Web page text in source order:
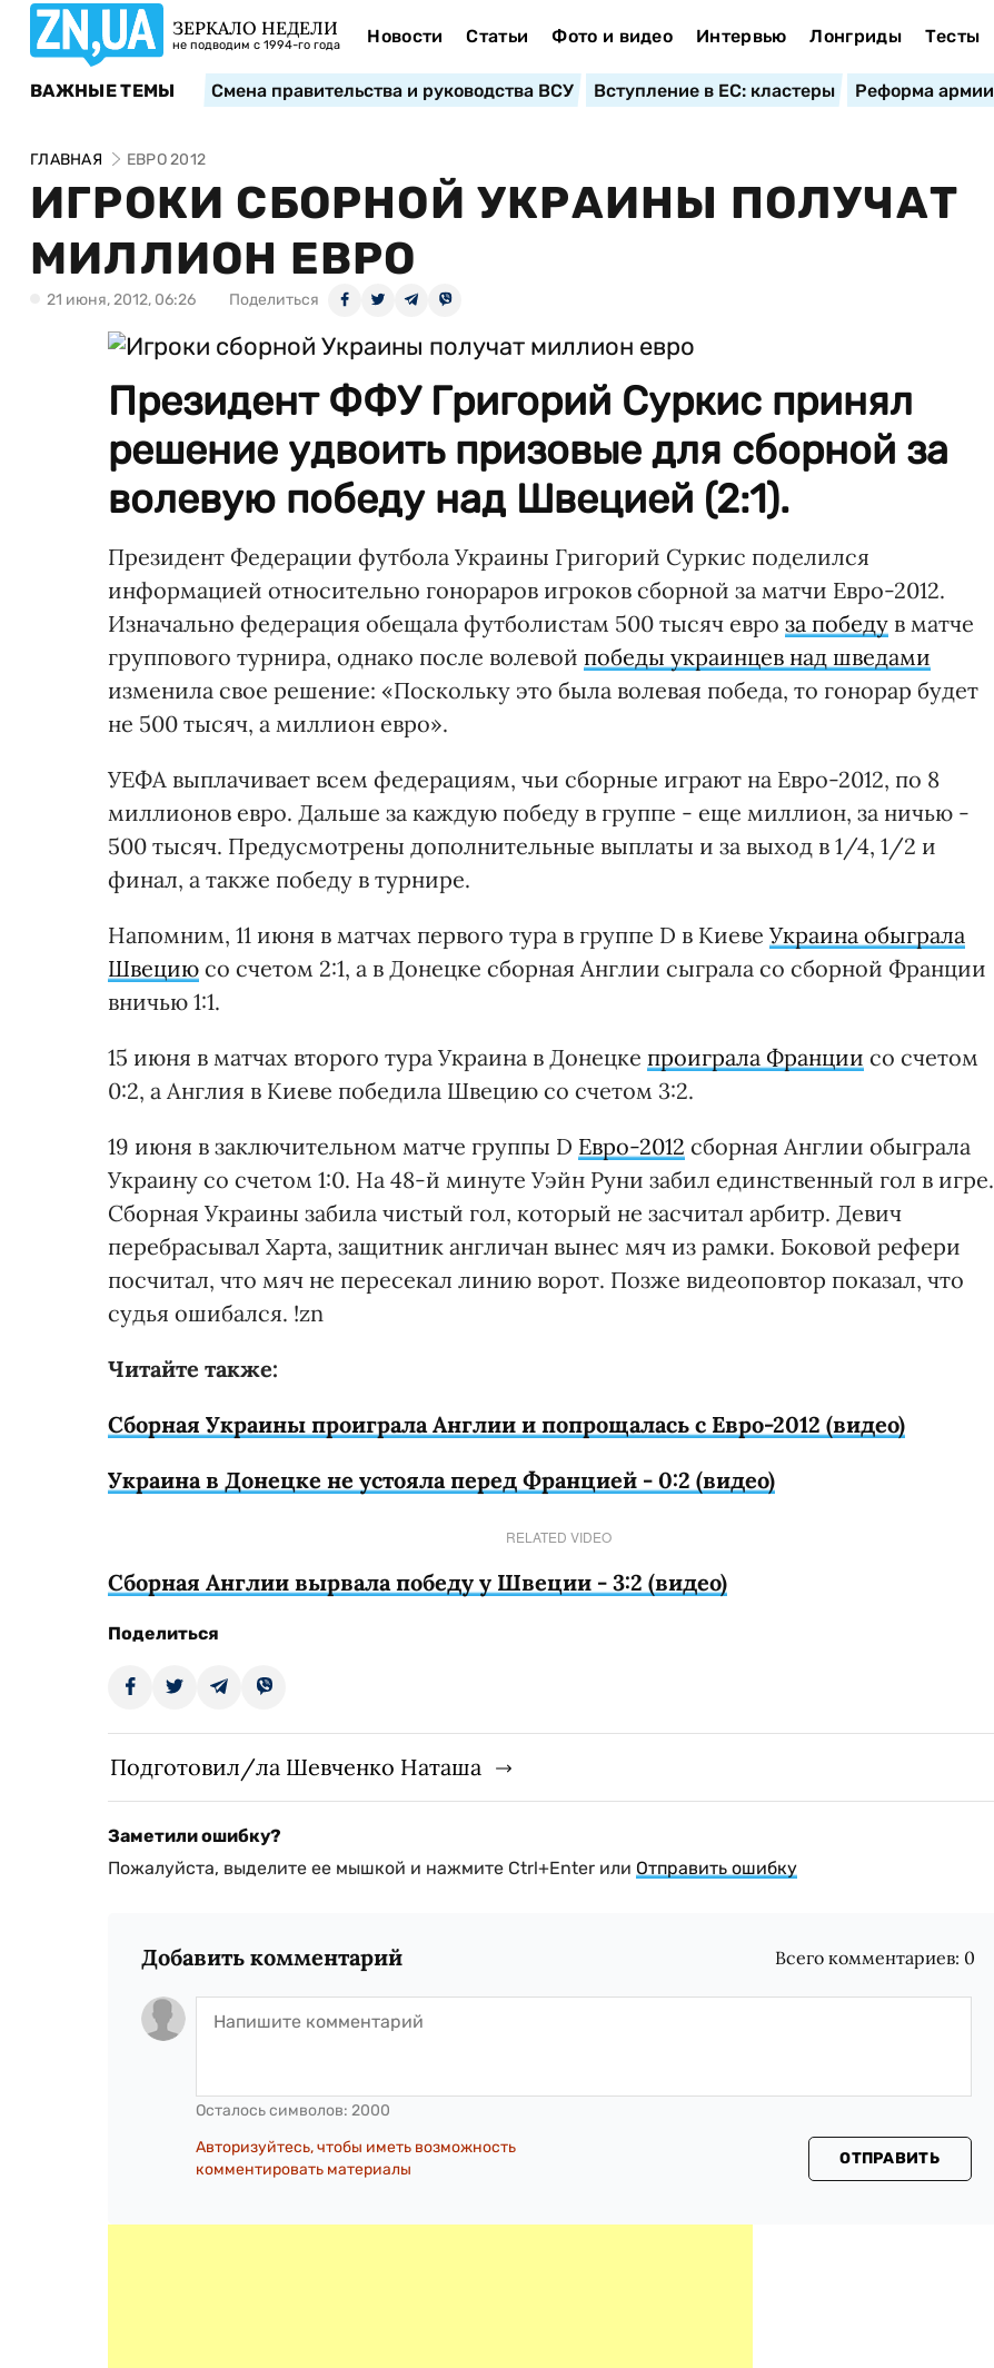
ЗЕРКАЛО НЕДЕЛИ
не подводим с 1994-го года Новости Статьи Фото и видео Интервью Лонгриды Тесты
ВАЖНЫЕ ТЕМЫ Смена правительства и руководства ВСУ Вступление в ЕС: кластеры Реформа армии
ГЛАВНАЯ ЕВРО 2012
ИГРОКИ СБОРНОЙ УКРАИНЫ ПОЛУЧАТ
МИЛЛИОН ЕВРО
21 июня, 2012, 06:26 Поделиться
Президент ФФУ Григорий Суркис принял
решение удвоить призовые для сборной за
волевую победу над Швецией (2:1).
Президент Федерации футбола Украины Григорий Суркис поделился
информацией относительно гонораров игроков сборной за матчи Евро-2012.
Изначально федерация обещала футболистам 500 тысяч евро за победу в матче
группового турнира, однако после волевой победы украинцев над шведами
изменила свое решение: «Поскольку это была волевая победа, то гонорар будет
не 500 тысяч, а миллион евро».
УЕФА выплачивает всем федерациям, чьи сборные играют на Евро-2012, по 8
миллионов евро. Дальше за каждую победу в группе - еще миллион, за ничью -
500 тысяч. Предусмотрены дополнительные выплаты и за выход в 1/4, 1/2 и
финал, а также победу в турнире.
Напомним, 11 июня в матчах первого тура в группе D в Киеве Украина обыграла
Швецию со счетом 2:1, а в Донецке сборная Англии сыграла со сборной Франции
вничью 1:1.
15 июня в матчах второго тура Украина в Донецке проиграла Франции со счетом
0:2, а Англия в Киеве победила Швецию со счетом 3:2.
19 июня в заключительном матче группы D Евро-2012 сборная Англии обыграла
Украину со счетом 1:0. На 48-й минуте Уэйн Руни забил единственный гол в игре.
Сборная Украины забила чистый гол, который не засчитал арбитр. Девич
перебрасывал Харта, защитник англичан вынес мяч из рамки. Боковой рефери
посчитал, что мяч не пересекал линию ворот. Позже видеоповтор показал, что
судья ошибался. !zn
Читайте также:
Сборная Украины проиграла Англии и попрощалась с Евро-2012 (видео)
Украина в Донецке не устояла перед Францией - 0:2 (видео)
RELATED VIDEO
Сборная Англии вырвала победу у Швеции - 3:2 (видео)
Поделиться
Подготовил/ла Шевченко Наташа
Заметили ошибку?
Пожалуйста, выделите ее мышкой и нажмите Ctrl+Enter или Отправить ошибку
Добавить комментарий Всего комментариев: 0
Осталось символов: 2000
Авторизуйтесь, чтобы иметь возможность
комментировать материалы
ОТПРАВИТЬ